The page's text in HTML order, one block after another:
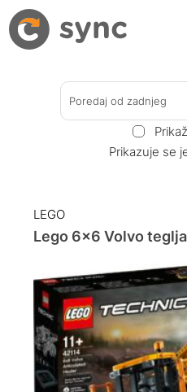
Poredaj od zadnjeg
Prikazuje se
LEGO
Lego 6×6 Volvo